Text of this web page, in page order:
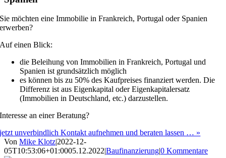
Sie möchten eine Immobilie in Frankreich, Portugal oder Spanien
erwerben?
Auf einen Blick:
die Beleihung von Immobilien in Frankreich, Portugal und
Spanien ist grundsätzlich möglich
es können bis zu 50% des Kaufpreises finanziert werden. Die
Differenz ist aus Eigenkapital oder Eigenkapitalersatz
(Immobilien in Deutschland, etc.) darzustellen.
Interesse an einer Beratung?
jetzt unverbindlich Kontakt aufnehmen und beraten lassen … »
Von Mike Klotz|2022-12-
05T10:53:06+01:0005.12.2022|Baufinanzierung|0 Kommentare